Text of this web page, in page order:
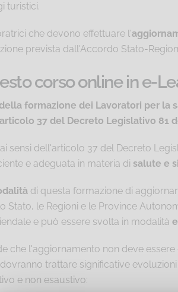
turistici.
che devono effettuare l'
prevista dall'Accordo Stato-
corso online in e-
formazione dei Lavoratori per la
37 del Decreto Legislativo 81
sensi dell'articolo 37 del Decreto
e adeguata in materia di salute e
di questa formazione di
Stato, le Regioni e le Province
e può essere svolta in modalità
che l'aggiornamento non deve
trattare significative
e non esaustivo: